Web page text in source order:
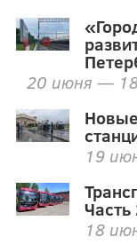
20 июня —
19
18